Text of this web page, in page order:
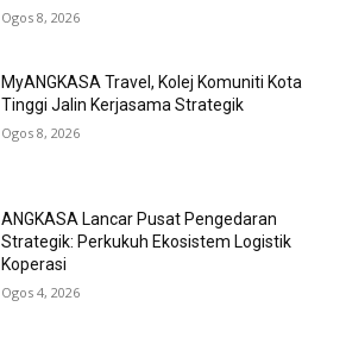
Ogos 8, 2026
MyANGKASA Travel, Kolej Komuniti Kota
Tinggi Jalin Kerjasama Strategik
Ogos 8, 2026
ANGKASA Lancar Pusat Pengedaran
Strategik: Perkukuh Ekosistem Logistik
Koperasi
Ogos 4, 2026